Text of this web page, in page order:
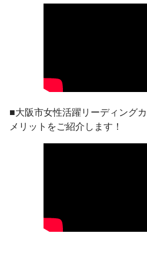
■大阪市女性活躍リーディング
メリットをご紹介します！